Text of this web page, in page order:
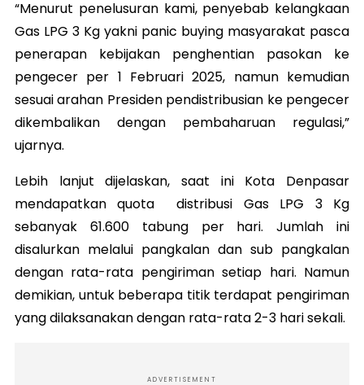
“Menurut penelusuran kami, penyebab kelangkaan
Gas LPG 3 Kg yakni panic buying masyarakat pasca
penerapan kebijakan penghentian pasokan ke
pengecer per 1 Februari 2025, namun kemudian
sesuai arahan Presiden pendistribusian ke pengecer
dikembalikan dengan pembaharuan regulasi,”
ujarnya.
Lebih lanjut dijelaskan, saat ini Kota Denpasar
mendapatkan quota distribusi Gas LPG 3 Kg
sebanyak 61.600 tabung per hari. Jumlah ini
disalurkan melalui pangkalan dan sub pangkalan
dengan rata-rata pengiriman setiap hari. Namun
demikian, untuk beberapa titik terdapat pengiriman
yang dilaksanakan dengan rata-rata 2-3 hari sekali.
ADVERTISEMENT